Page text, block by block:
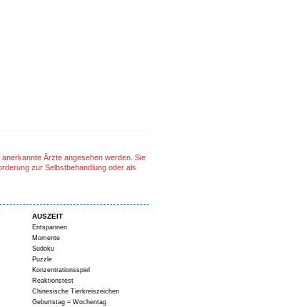
Ärzte angesehen werden. Sie
zur Selbstbehandlung oder als
AUSZEIT
Entspannen
Momente
Sudoku
Puzzle
Konzentrationsspiel
Reaktionstest
Chinesische Tierkreiszeichen
Geburtstag = Wochentag